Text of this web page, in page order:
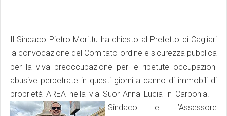
Il Sindaco Pietro Morittu ha chiesto al Prefetto di Cagliari
la convocazione del Comitato ordine e sicurezza pubblica
per la viva preoccupazione per le ripetute occupazioni
abusive perpetrate in questi giorni a danno di immobili di
proprietà AREA nella via Suor Anna Lucia in Carbonia.
Sindaco e l’Assessore